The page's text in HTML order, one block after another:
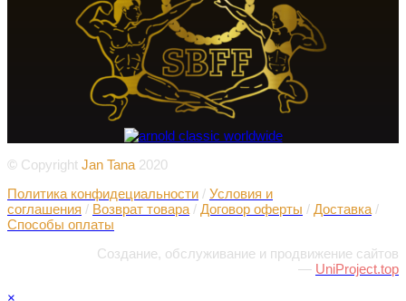
© Copyright Jan Tana 2020
Политика конфидециальности / Условия и
соглашения / Возврат товара / Договор оферты / Доставка /
Способы оплаты
Создание, обслуживание и продвижение сайтов
— UniProject.top